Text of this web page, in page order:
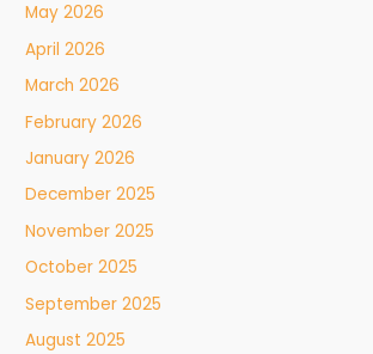
May 2026
April 2026
March 2026
February 2026
January 2026
December 2025
November 2025
October 2025
September 2025
August 2025